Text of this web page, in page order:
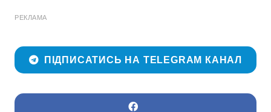
РЕКЛАМА
ПІДПИСАТИСЬ НА TELEGRAM КАНАЛ